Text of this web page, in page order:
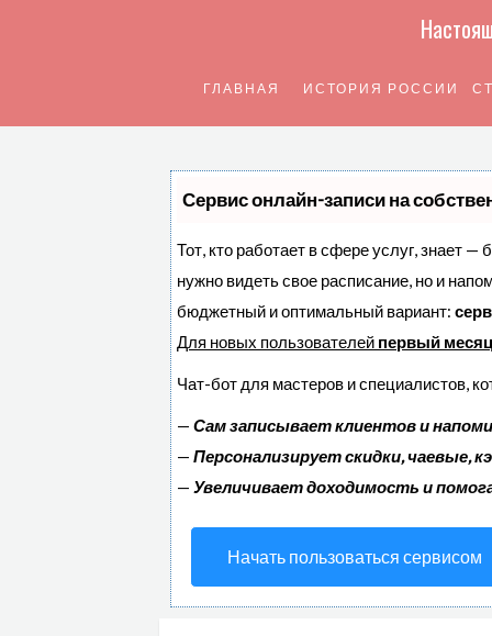
ГЛАВНАЯ ИСТОРИЯ РОССИИ
Сервис онлайн-записи на
Тот, кто работает в сфере услуг, знает —
нужно видеть свое расписание, но и
бюджетный и оптимальный вариант:
Для новых пользователей первый
Чат-бот для мастеров и специалистов,
— Сам записывает клиентов и
— Персонализирует скидки, чаевые,
— Увеличивает доходимость и
Начать пользоваться сервисом